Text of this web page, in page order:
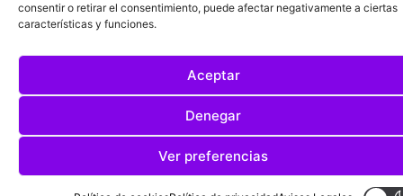
consentir o retirar el consentimiento, puede afectar negativamente a ciertas
características y funciones.
Aceptar
Denegar
Ver preferencias